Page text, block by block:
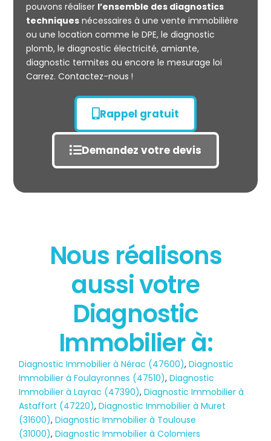
État des risques
POLLUTION
pouvons réaliser l’ensemble des diagnostics
techniquesnécessaires à une vente immobilière
ou une location comme le DPE, le diagnostic
plomb, le diagnostic électricité, amiante,
diagnostic termites ou encore le mesurage loi
Carrez. Contactez-nous !
Rappel gratuit
Demandez votre devis
Nous réalisons
aussi votre
Diagnostic
Immobilier à:
Diagnostic Immobilier à Nérac (47600),Diagnostic
Immobilier à Foulayronnes (47510),Diagnostic
Immobilier à Layrac (47390),Diagnostic Immobilier à
Astaffort (47220),Diagnostic Immobilier à Muret
(31600),Diagnostic Immobilier à Toulouse
(31000),Diagnostic Immobilier à Colomiers